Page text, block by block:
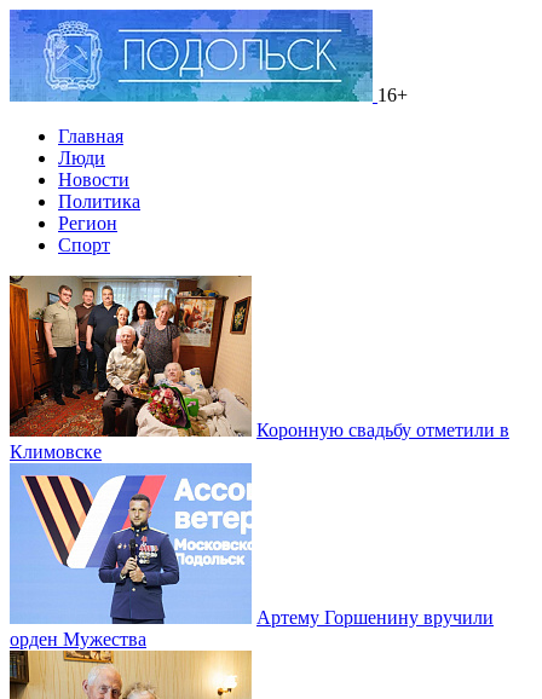
16+
Главная
Люди
Новости
Политика
Регион
Спорт
Коронную свадьбу отметили в
Климовске
Артему Горшенину вручили
орден Мужества